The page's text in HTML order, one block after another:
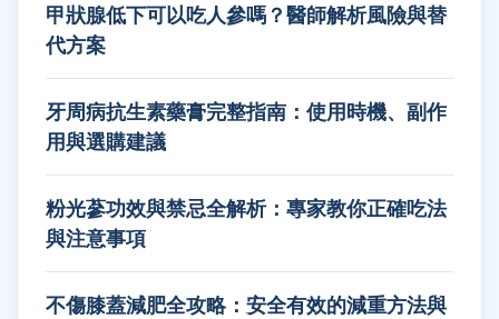
甲狀腺低下可以吃人參嗎？醫師解析風險與替
代方案
牙周病抗生素藥膏完整指南：使用時機、副作
用與選購建議
粉光蔘功效與禁忌全解析：專家教你正確吃法
與注意事項
不傷膝蓋減肥全攻略：安全有效的減重方法與